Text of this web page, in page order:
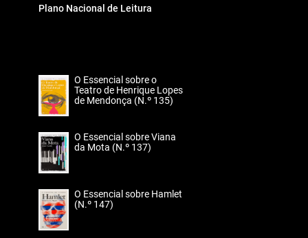
Plano Nacional de Leitura
O Essencial sobre o
Teatro de Henrique Lopes
de Mendonça (N.º 135)
O Essencial sobre Viana
da Mota (N.º 137)
O Essencial sobre Hamlet
(N.º 147)